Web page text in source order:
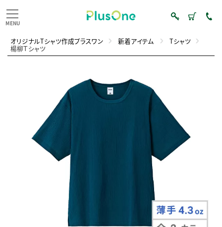
オリジナルTシャツ作成プラスワン 新着アイテム Tシャツ
楊柳Ｔシャツ